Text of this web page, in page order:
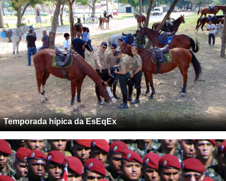
Temporada hípica da EsEqEx